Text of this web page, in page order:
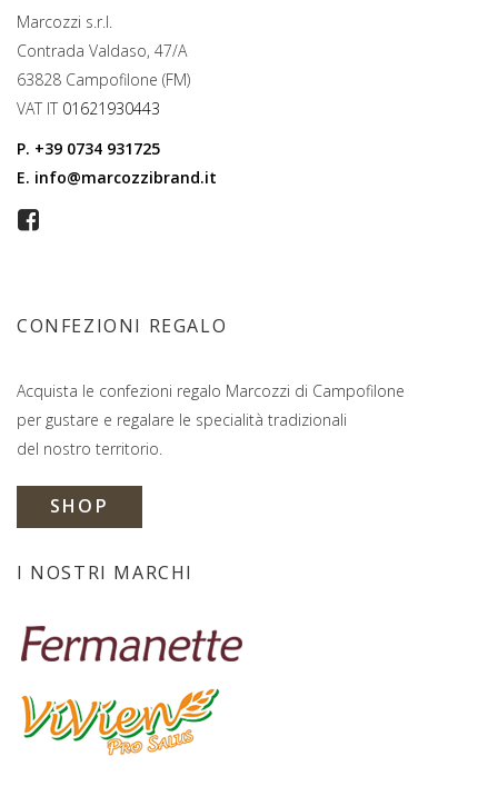
Marcozzi s.r.l.
Contrada Valdaso, 47/A
63828 Campofilone (FM)
VAT IT 01621930443
P. +39 0734 931725
E. info@marcozzibrand.it
CONFEZIONI REGALO
Acquista le confezioni regalo Marcozzi di Campofilone
per gustare e regalare le specialità tradizionali
del nostro territorio.
SHOP
I NOSTRI MARCHI